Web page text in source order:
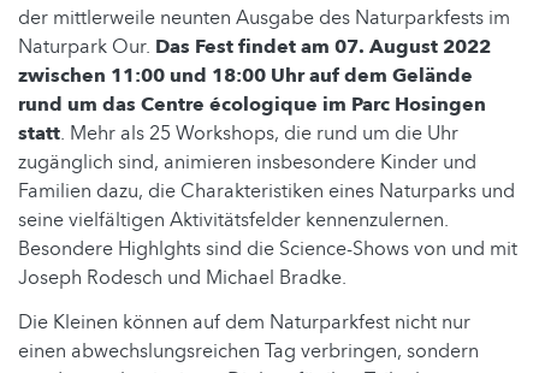
der mittlerweile neunten Ausgabe des Naturparkfests im
Naturpark Our. Das Fest findet am 07. August 2022
zwischen 11:00 und 18:00 Uhr auf dem Gelände
rund um das Centre écologique im Parc Hosingen
statt. Mehr als 25 Workshops, die rund um die Uhr
zugänglich sind, animieren insbesondere Kinder und
Familien dazu, die Charakteristiken eines Naturparks und
seine vielfältigen Aktivitätsfelder kennenzulernen.
Besondere Highlghts sind die Science-Shows von und mit
Joseph Rodesch und Michael Bradke.
Die Kleinen können auf dem Naturparkfest nicht nur
einen abwechslungsreichen Tag verbringen, sondern